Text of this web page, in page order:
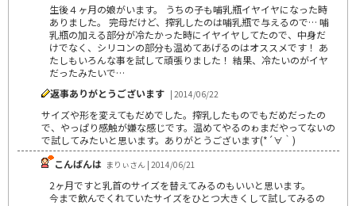
生後４ヶ月の娘がいます。 うちの子も哺乳瓶イヤイヤになった時
ありました。 完母だけど、搾乳したのは哺乳瓶で与えるので… 哺
乳瓶の加える部分が冷たかった時にイヤイヤしてたので、中身だ
けでなく、シリコンの部分も温めてあげるのはオススメです！ あ
たしもいろんな事を試して頑張りました！ 結果、冷たいのがイヤ
だったみたいで…
返事ありがとうございます | 2014/06/22
サイズや形を変えてもだめでした。搾乳したものでもだめだったの
で、やっぱり感触が嫌な感じです。温めてやるのゎまだやってないの
で試してみたいと思います。ありがとうございます(*´∀｀)
こんばんは まりぃさん | 2014/06/21
2ヶ月ですと乳首のサイズを替えてみるのもいいと思います。
今まで飲んでくれていたサイズをひとつ大きくして試してみるの